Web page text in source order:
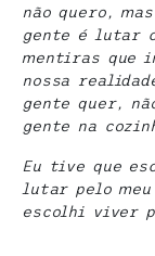
não quero,
gente é lutar
mentiras que
nossa
gente quer,
gente na
Eu tive que
lutar pelo
escolhi viver